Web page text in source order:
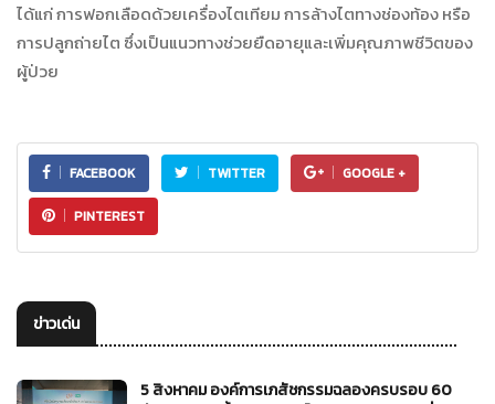
ได้แก่ การฟอกเลือดด้วยเครื่องไตเทียม การล้างไตทางช่องท้อง หรือ
การปลูกถ่ายไต ซึ่งเป็นแนวทางช่วยยืดอายุและเพิ่มคุณภาพชีวิตของ
ผู้ป่วย
FACEBOOK TWITTER GOOGLE +
PINTEREST
ข่าวเด่น
5 สิงหาคม องค์การเภสัชกรรมฉลองครบรอบ 60